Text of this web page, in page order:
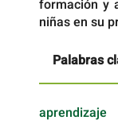
formación y
niñas en su
Palabras
aprendizaje